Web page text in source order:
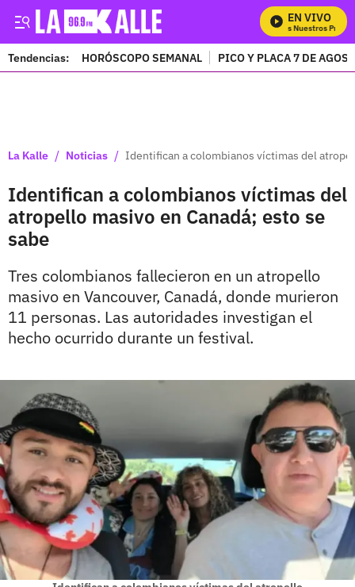
EN VIVO
Mira Todos Nuestros
Tendencias: HORÓSCOPO SEMANAL PICO Y PLACA 7 DE
La Kalle / Noticias / Identifican a colombianos víctimas del
Identifican a colombianos víctimas del
atropello masivo en Canadá; esto se
sabe
Tres colombianos fallecieron en un atropello
masivo en Vancouver, Canadá, donde murieron
11 personas. Las autoridades investigan el
hecho ocurrido durante un festival.